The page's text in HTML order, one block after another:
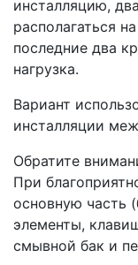
инсталляцию,
располагаться
последние два
нагрузка.
Вариант
инсталляции
Обратите
При
основную часть
элементы,
смывной бак и